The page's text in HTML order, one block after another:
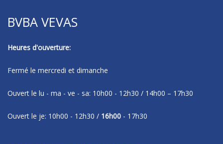
BVBA VEVAS
Heures d'ouverture:
Fermé le mercredi et dimanche
Ouvert le lu - ma - ve - sa: 10h00 - 12h30 / 14h00 – 17h30
Ouvert le je: 10h00 - 12h30 / 16h00 - 17h30